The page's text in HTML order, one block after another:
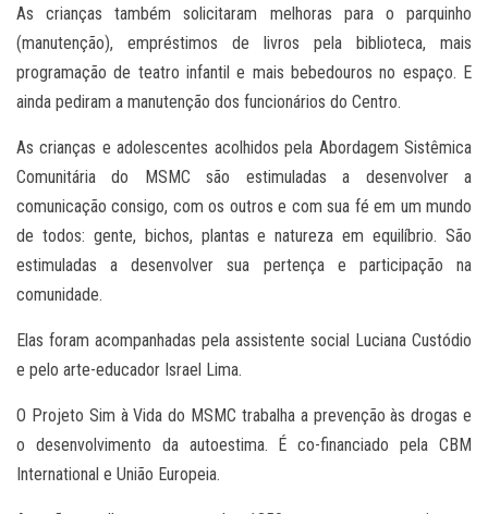
As crianças também solicitaram melhoras para o parquinho
(manutenção), empréstimos de livros pela biblioteca, mais
programação de teatro infantil e mais bebedouros no espaço. E
ainda pediram a manutenção dos funcionários do Centro.
As crianças e adolescentes acolhidos pela Abordagem Sistêmica
Comunitária do MSMC são estimuladas a desenvolver a
comunicação consigo, com os outros e com sua fé em um mundo
de todos: gente, bichos, plantas e natureza em equilíbrio. São
estimuladas a desenvolver sua pertença e participação na
comunidade.
Elas foram acompanhadas pela assistente social Luciana Custódio
e pelo arte-educador Israel Lima.
O Projeto Sim à Vida do MSMC trabalha a prevenção às drogas e
o desenvolvimento da autoestima. É co-financiado pela CBM
International e União Europeia.